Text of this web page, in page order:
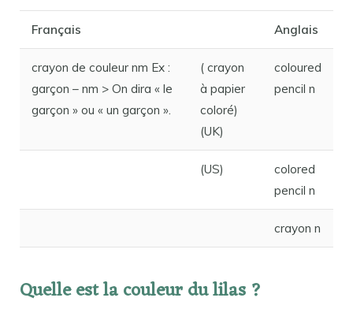
Français Anglais
crayon de couleur nm Ex :
garçon – nm > On dira « le
garçon » ou « un garçon ».
( crayon
à papier
coloré)
(UK)
coloured
pencil n
(US)
colored
pencil n
crayon n
Quelle est la couleur du lilas ?